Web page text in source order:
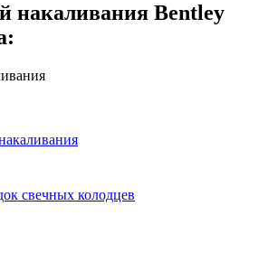
накаливания Bentley
свечных колодцев